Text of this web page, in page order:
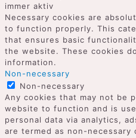
immer aktiv
Necessary cookies are
to function properly. This
that ensures basic
the website. These cookies
information.
Non-necessary
Non-necessary
Any cookies that may not be
website to function and is
personal data via analytics,
are termed as non-necessary